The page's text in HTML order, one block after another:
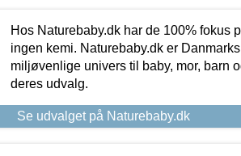
Hos Naturebaby.dk har de 100% fokus
ingen kemi. Naturebaby.dk er
miljøvenlige univers til baby, mor, barn
deres udvalg.
Se udvalget på Naturebaby.dk